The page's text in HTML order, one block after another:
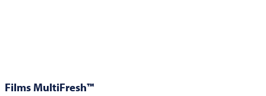
Films MultiFresh™